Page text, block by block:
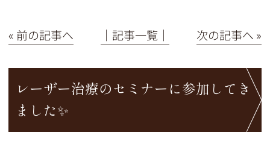
« 前の記事へ │記事一覧│ 次の記事へ »
レーザー治療のセミナーに参加してき
ました✨